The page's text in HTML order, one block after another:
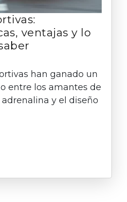
ventajas y lo
han ganado un
entre los amantes de
y el diseño